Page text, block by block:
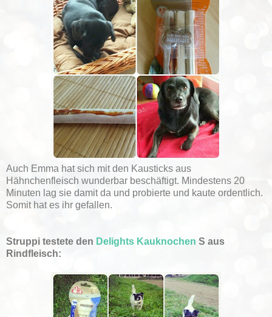
Auch Emma hat sich mit den Kausticks aus
Hähnchenfleisch wunderbar beschäftigt. Mindestens 20
Minuten lag sie damit da und probierte und kaute ordentlich.
Somit hat es ihr gefallen.
Struppi testete den Delights Kauknochen S aus
Rindfleisch: